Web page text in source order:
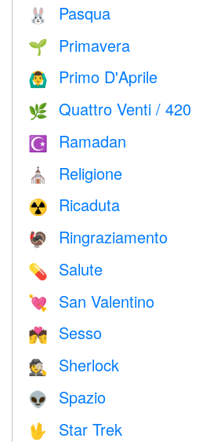
🐰 Pasqua
🌱 Primavera
🙆‍♂️ Primo D'Aprile
🌿 Quattro Venti / 420
☪️ Ramadan
⛪️ Religione
☢️ Ricaduta
🦃 Ringraziamento
💊 Salute
💘 San Valentino
💏 Sesso
🕵️ Sherlock
👽 Spazio
🖖 Star Trek